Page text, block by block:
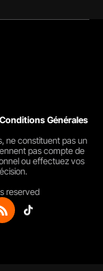
Conditions Générales
ne constituent pas un
pas compte de
ou effectuez vos
reserved